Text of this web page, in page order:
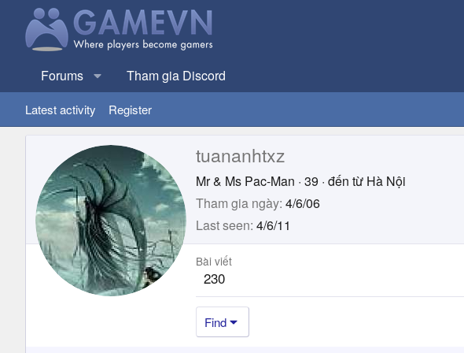
Forums Tham gia Discord
Latest activity Register
tuananhtxz
Mr & Ms Pac-Man · 39 · đến từ Hà Nội
Tham gia ngày 4/6/06
Last seen 4/6/11
Bài viết
230
Find